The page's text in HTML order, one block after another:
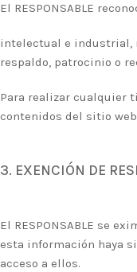
El RESPONSABLE
intelectual e industrial,
respaldo, patrocinio o
Para realizar cualquier
contenidos del sitio
3. EXENCIÓN DE
El RESPONSABLE se
esta información haya
acceso a ellos.